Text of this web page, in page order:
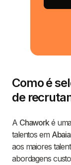
Como é
de
A Chaworké
talentos em
aos maiores
abordagens